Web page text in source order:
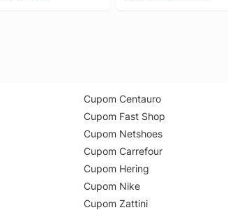
Cupom Centauro
Cupom Fast Shop
Cupom Netshoes
Cupom Carrefour
Cupom Hering
Cupom Nike
Cupom Zattini